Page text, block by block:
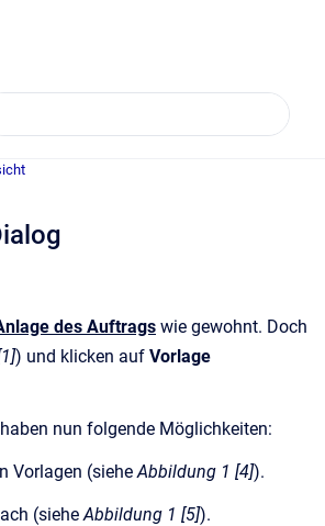
des Auftrags wie gewohnt. Doch
) und klicken auf Vorlage
nun folgende Möglichkeiten:
Vorlagen (sieheAbbildung 1 [4]).
(sieheAbbildung 1 [5]).